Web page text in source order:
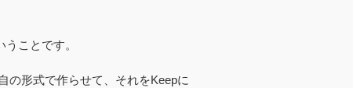
ことです。
の形式で作らせて、それをKeepに